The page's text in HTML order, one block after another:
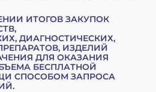
ИТОГОВ ЗАКУПОК
ДИАГНОСТИЧЕСКИХ,
ИЗДЕЛИЙ
ДЛЯ ОКАЗАНИЯ
БЕСПЛАТНОЙ
СПОСОБОМ ЗАПРОСА